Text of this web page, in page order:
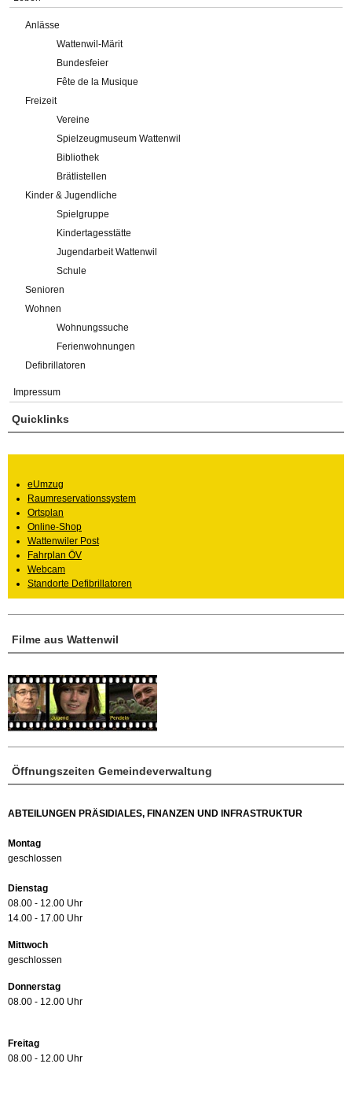
Anlässe
Wattenwil-Märit
Bundesfeier
Fête de la Musique
Freizeit
Vereine
Spielzeugmuseum Wattenwil
Bibliothek
Brätlistellen
Kinder & Jugendliche
Spielgruppe
Kindertagesstätte
Jugendarbeit Wattenwil
Schule
Senioren
Wohnen
Wohnungssuche
Ferienwohnungen
Defibrillatoren
Impressum
Öffnungszeiten Gemeindeverwaltung
ABTEILUNGEN PRÄSIDIALES, FINANZEN UND INFRASTRUKTUR
Montag
geschlossen
Dienstag
08.00 - 12.00 Uhr
14.00 - 17.00 Uhr
Mittwoch
geschlossen
Donnerstag
08.00 - 12.00 Uhr
Freitag
08.00 - 12.00 Uhr
Filme aus Wattenwil
Quicklinks
eUmzug
Raumreservationssystem
Ortsplan
Online-Shop
Wattenwiler Post
Fahrplan ÖV
Webcam
Standorte Defibrillatoren